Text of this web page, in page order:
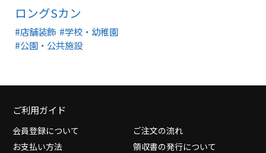
ロングSカン
#店舗装飾 #学校・幼稚園
#公園・公共施設
ご利用ガイド
会員登録について
ご注文の流れ
お支払い方法
領収書の発行について